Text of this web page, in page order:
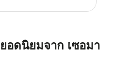
อดนิยมจาก เซอมา